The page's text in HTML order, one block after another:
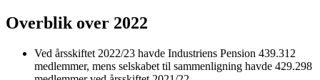
Overblik over 2022
Ved årsskiftet 2022/23 havde Industriens Pension 439.312
medlemmer, mens selskabet til sammenligning havde 429.298